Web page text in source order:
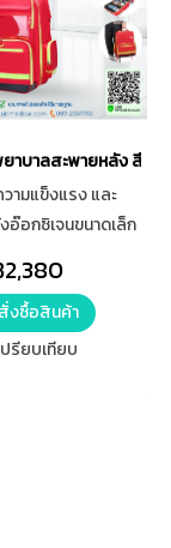
ยาบาลสะพายหลัง สีแด
วามแข็งแรง และ
อ๊อกซิเจนขนาดเล็ก
อย่างดีแข็งแรง
สั่งซื้อสินค้า
ปรียบเทียบ